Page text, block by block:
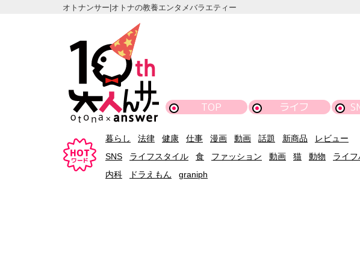
オトナンサー|オトナの教養エンタメバラエティー
TOP ライフ
暮らし 法律 健康 仕事 漫画 動画 話題 新商品
レビュー
SNS
ライフスタイル 食 ファッション 動画 猫 動物 ライフ
内科
ドラえもん graniph